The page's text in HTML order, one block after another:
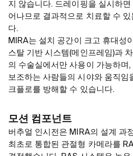
지 않습니다. 드레이핑을 실시하
어나므로 결과적으로 치료할 수 있
다.
MIRA는 설치 공간이 크고 휴대성
스탈 기반 시스템(메인프레임)과
의 수술실에서만 사용이 가능하며
보조하는 사람들의 시야와 움직임
크플로를 방해할 수 있습니다.
모션 컴포넌트
버추얼 인시전은 MIRA의 설계 과
최초로 통합된 관절형 카메라를